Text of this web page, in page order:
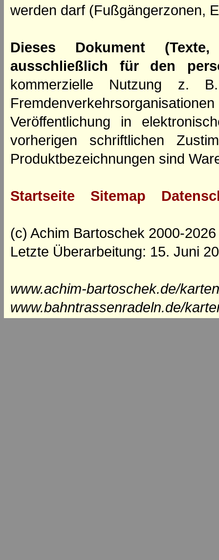
werden darf (Fußgängerzonen,
Dieses Dokument
ausschließlich für den
kommerzielle Nutzung z.
Veröffentlichung in
vorherigen schriftlichen
Produktbezeichnungen sind
Startseite Sitemap
(c) Achim Bartoschek 2000-2026
Letzte Überarbeitung: 15. Juni
www.achim-bartoschek.de/
www.bahntrassenradeln.de/